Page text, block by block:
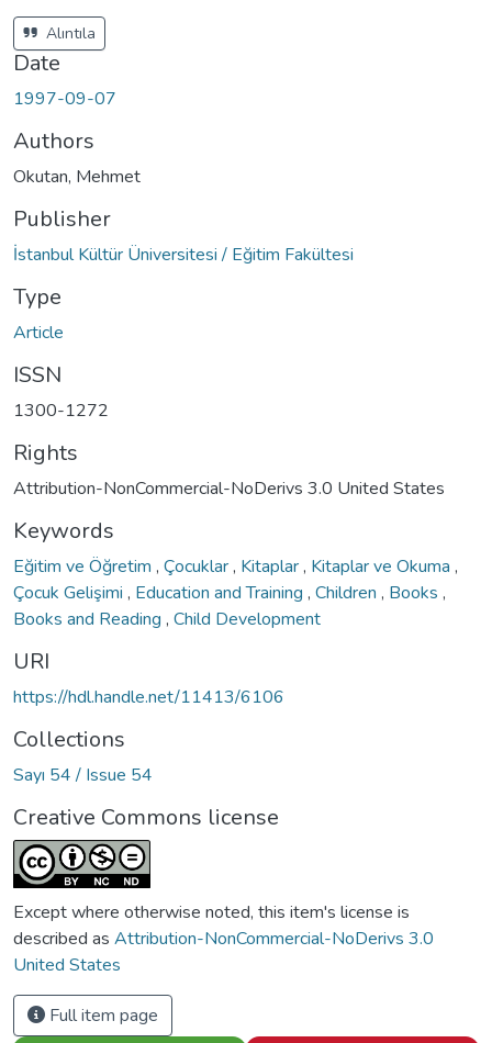
Alıntıla
Date
1997-09-07
Authors
Okutan, Mehmet
Publisher
İstanbul Kültür Üniversitesi / Eğitim Fakültesi
Type
Article
ISSN
1300-1272
Rights
Attribution-NonCommercial-NoDerivs 3.0 United States
Keywords
Eğitim ve Öğretim , Çocuklar, Kitaplar, Kitaplar ve Okuma ,
Çocuk Gelişimi , Education and Training , Children , Books ,
Books and Reading , Child Development
URI
https://hdl.handle.net/11413/6106
Collections
Sayı 54 / Issue 54
Creative Commons license
Except where otherwise noted, this item's license is
described as Attribution-NonCommercial-NoDerivs 3.0
United States
Full item page